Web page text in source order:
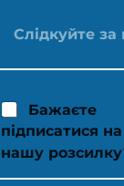
Бажаєте
підписатися на
нашу